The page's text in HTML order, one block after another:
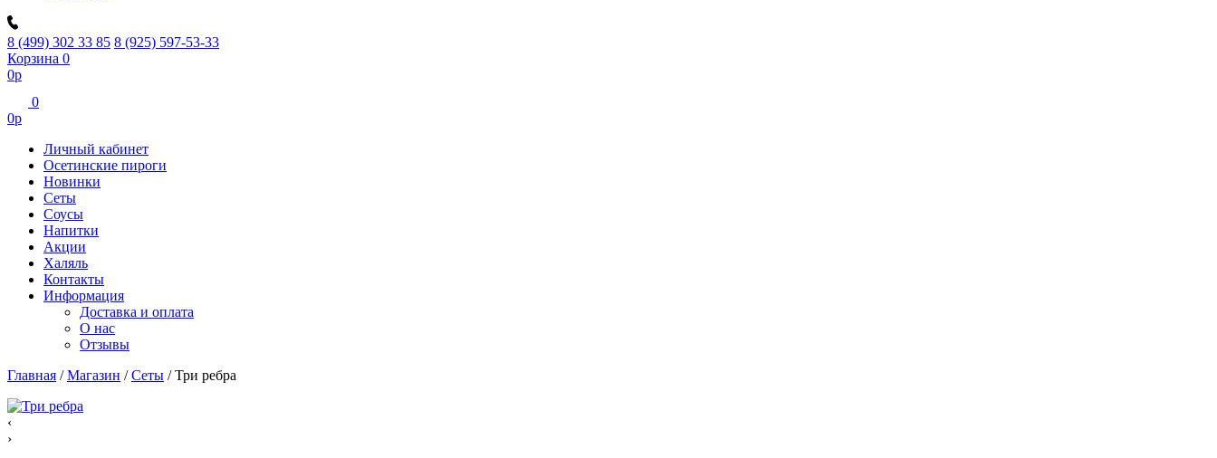
8 (499) 302 33 85 8 (925) 597-53-33
Корзина 0
0р
0
0р
Личный кабинет
Осетинские пироги
Новинки
Сеты
Соусы
Напитки
Акции
Халяль
Контакты
Информация
Доставка и оплата
О нас
Отзывы
Главная /Магазин /Сеты /Три ребра
‹
›